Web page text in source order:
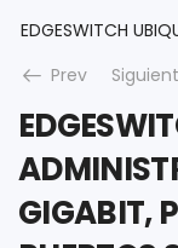
Prev
GIGABIT,